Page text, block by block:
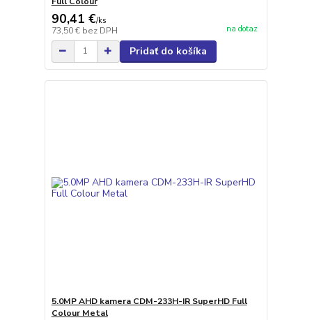
90,41 €/ks
73,50 € bez DPH na dotaz
Pridať do košíka
5.0MP AHD kamera CDM-233H-IR SuperHD Full
Colour Metal